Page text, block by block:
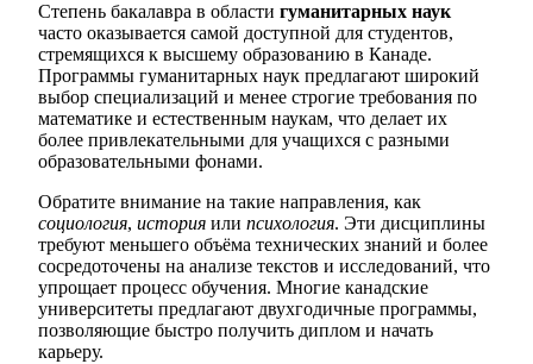
Степень бакалавра в области гуманитарных наук
часто оказывается самой доступной для студентов,
стремящихся к высшему образованию в Канаде.
Программы гуманитарных наук предлагают широкий
выбор специализаций и менее строгие требования по
математике и естественным наукам, что делает их
более привлекательными для учащихся с разными
образовательными фонами.
Обратите внимание на такие направления, как
социология, история или психология. Эти дисциплины
требуют меньшего объёма технических знаний и более
сосредоточены на анализе текстов и исследований, что
упрощает процесс обучения. Многие канадские
университеты предлагают двухгодичные программы,
позволяющие быстро получить диплом и начать
карьеру.